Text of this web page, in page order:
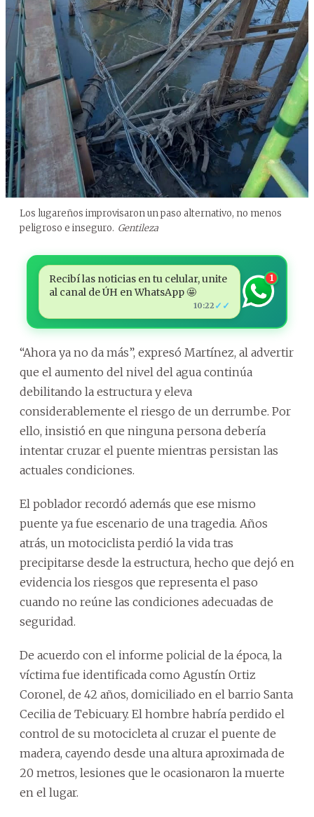
Los lugareños improvisaron un paso alternativo, no menos
peligroso e inseguro. Gentileza
Recibí las noticias en tu celular, unite
al canal de ÚH en WhatsApp 🤩
10:22 ✓✓
1
“Ahora ya no da más”, expresó Martínez, al advertir
que el aumento del nivel del agua continúa
debilitando la estructura y eleva
considerablemente el riesgo de un derrumbe. Por
ello, insistió en que ninguna persona debería
intentar cruzar el puente mientras persistan las
actuales condiciones.
El poblador recordó además que ese mismo
puente ya fue escenario de una tragedia. Años
atrás, un motociclista perdió la vida tras
precipitarse desde la estructura, hecho que dejó en
evidencia los riesgos que representa el paso
cuando no reúne las condiciones adecuadas de
seguridad.
De acuerdo con el informe policial de la época, la
víctima fue identificada como Agustín Ortiz
Coronel, de 42 años, domiciliado en el barrio Santa
Cecilia de Tebicuary. El hombre habría perdido el
control de su motocicleta al cruzar el puente de
madera, cayendo desde una altura aproximada de
20 metros, lesiones que le ocasionaron la muerte
en el lugar.